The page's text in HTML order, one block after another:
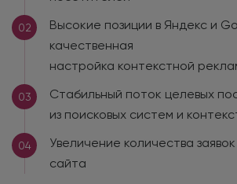
02
Высокие позиции в Яндекс и
качественная
настройка контекстной
03
Стабильный поток целевых
из поисковых систем и
04
Увеличение количества заявок
сайта